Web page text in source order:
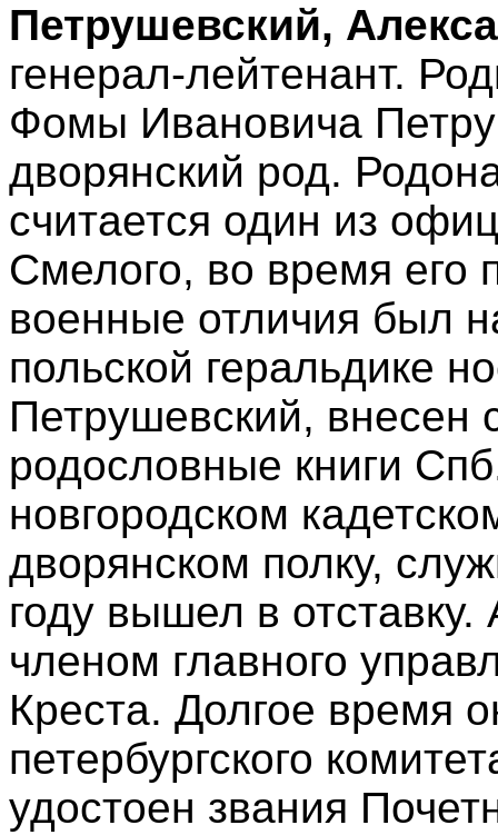
Петрушевский,
генерал-лейтенант.
Фомы Ивановича
дворянский род.
считается один из
Смелого, во время его
военные отличия был
польской геральдике
Петрушевский, внесен
родословные книги
новгородском
дворянском полку,
году вышел в
членом главного
Креста. Долгое время
петербургского
удостоен звания